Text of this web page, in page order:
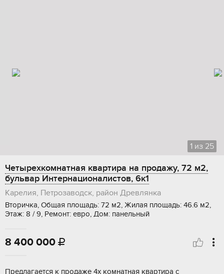
1 из 25
Четырехкомнатная квартира на продажу, 72 м2,
бульвар Интернационалистов, 6к1
Карелия, Петрозаводск, район Древлянка
Вторичка, Общая площадь: 72 м2, Жилая площадь: 46.6 м2,
Этаж: 8 / 9, Ремонт: евро, Дом: панельный
8 400 000 
Предлaгaeтся к пpодаже 4х комнaтная квaртира c